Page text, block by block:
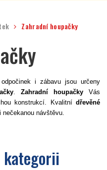
Zahradní houpačky
i zábavu jsou určeny
. Zahradní houpačky Vás
konstrukcí. Kvalitní dřevěné
návštěvu.
kategorii